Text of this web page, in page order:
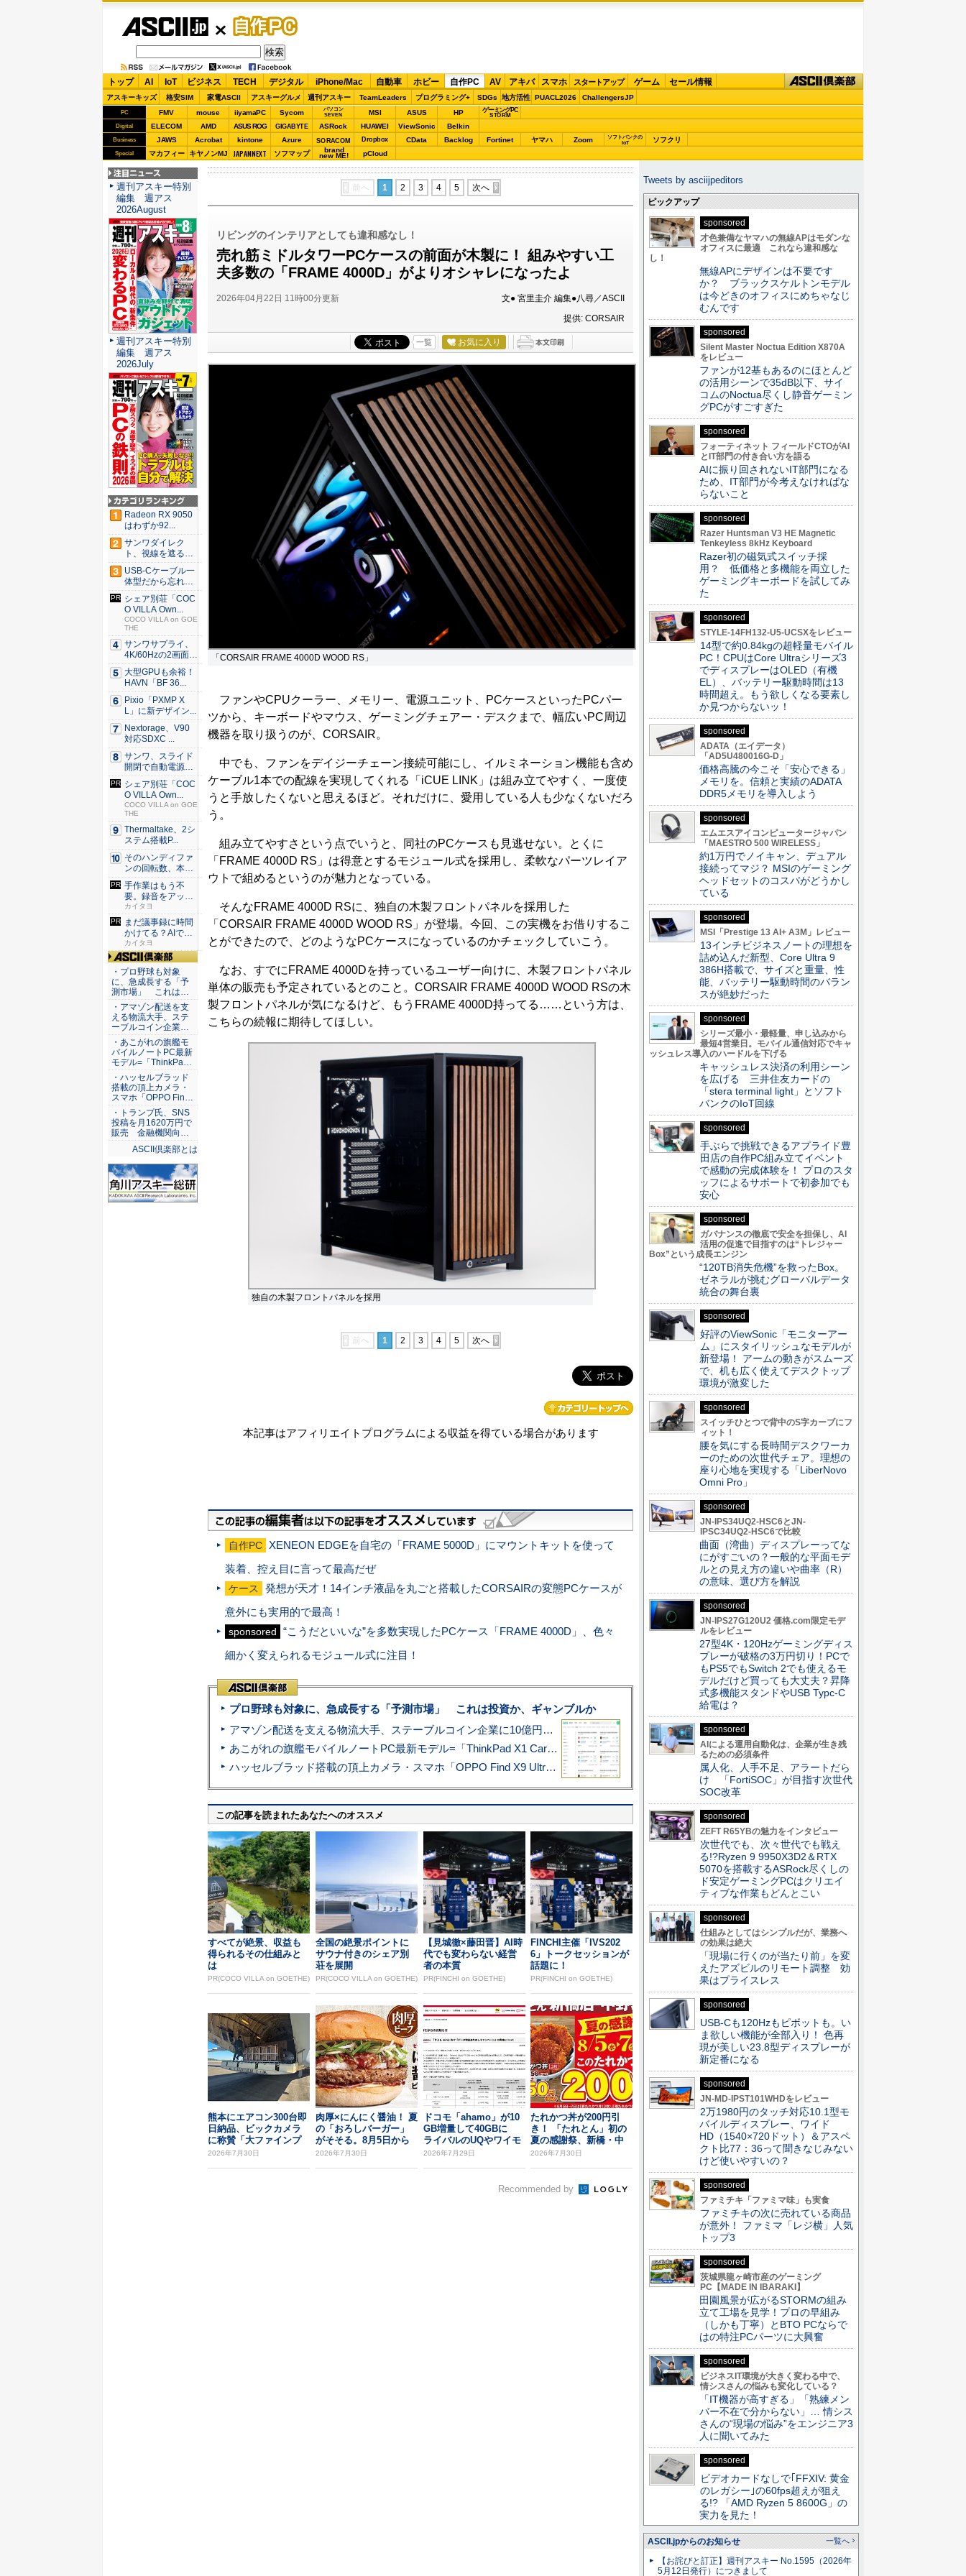
自作PC
トップ AI IoT ビジネス TECH デジタル iPhone/Mac 自動車 ホビー 自作PC AV アキバ スマホ スタートアップ ゲーム セール情報
アスキーキッズ 格安SIM 家電ASCII アスキーグルメ 週刊アスキー TeamLeaders プログラミング+ SDGs 地方活性 PUACL2026 ChallengersJP
PC FMV mouse iiyamaPC Sycom
パソコン
SEVEN
MSI ASUS HP ゲーミングPC
STORM
Digital ELECOM AMD ASUS ROG GIGABYTE ASRock HUAWEI ViewSonic Belkin
Business JAWS Acrobat kintone Azure SORACOM Dropbox CData Backlog Fortinet ヤマハ Zoom
ソフトバンクの
IoT
ソフクリ
Special マカフィー キヤノンMJ JAPANNEXT ソフマップ brand
new ME! pCloud
前へ 1 2 3 4 5 次へ
リビングのインテリアとしても違和感なし！
売れ筋ミドルタワーPCケースの前面が木製に！ 組みやすい工
夫多数の「FRAME 4000D」がよりオシャレになったよ
2026年04月22日 11時00分更新
文● 宮里圭介 編集●八尋／ASCII
提供: CORSAIR
一覧 お気に入り
「CORSAIR FRAME 4000D WOOD RS」
ファンやCPUクーラー、メモリー、電源ユニット、PCケースといったPCパー
ツから、キーボードやマウス、ゲーミングチェアー・デスクまで、幅広いPC周辺
機器を取り扱うのが、CORSAIR。
中でも、ファンをデイジーチェーン接続可能にし、イルミネーション機能も含め
ケーブル1本での配線を実現してくれる「iCUE LINK」は組み立てやすく、一度使
うと手放したくないと思えるほど。それだけに、愛用している人も少なくないだろ
う。
組み立てやすさという点でいうと、同社のPCケースも見逃せない。とくに
「FRAME 4000D RS」は得意とするモジュール式を採用し、柔軟なパーツレイア
ウトで組めるというのが魅力となっている。
そんなFRAME 4000D RSに、独自の木製フロントパネルを採用した
「CORSAIR FRAME 4000D WOOD RS」が登場。今回、この実機をお借りするこ
とができたので、どのようなPCケースになっているのかチェックしていこう。
なお、すでにFRAME 4000Dを持っているユーザー向けに、木製フロントパネル
単体の販売も予定されているとのこと。CORSAIR FRAME 4000D WOOD RSの木
製フロントパネルが気になるけど、もうFRAME 4000D持ってる……という方は、
こちらの続報に期待してほしい。
独自の木製フロントパネルを採用
前へ 1 2 3 4 5 次へ
本記事はアフィリエイトプログラムによる収益を得ている場合があります
自作PC XENEON EDGEを自宅の「FRAME 5000D」にマウントキットを使って
装着、控え目に言って最高だぜ
ケース
発想が天才！14インチ液晶を丸ごと搭載したCORSAIRの変態PCケースが
意外にも実用的で最高！
sponsored
“こうだといいな”を多数実現したPCケース「FRAME 4000D」、色々
細かく変えられるモジュール式に注目！
プロ野球も対象に、急成長する「予測市場」 これは投資か、ギャンブルか
アマゾン配送を支える物流大手、ステーブルコイン企業に10億円投資のワケ
あこがれの旗艦モバイルノートPC最新モデル=「ThinkPad X1 Carbon Gen 14 Aura Edition」実機レビュー
ハッセルブラッド搭載の頂上カメラ・スマホ「OPPO Find X9 Ultra」実写レビュー=プロが本気で徹底撮影しました!!
この記事を読まれたあなたへのオススメ
すべてが絶景、収益も
得られるその仕組みと
は
PR(COCO VILLA on GOETHE)
全国の絶景ポイントに
サウナ付きのシェア別
荘を展開
PR(COCO VILLA on GOETHE)
【見城徹×藤田晋】AI時
代でも変わらない経営
者の本質
PR(FINCHI on GOETHE)
FINCHI主催「IVS202
6」トークセッションが
話題に！
PR(FINCHI on GOETHE)
熊本にエアコン300台即
日納品、ビックカメラ
に称賛「大ファインプ
レー」
2026年7月30日
肉厚×にんにく醤油！ 夏
の「おろしバーガー」
がそそる。8月5日から
2026年7月30日
ドコモ「ahamo」が10
GB増量して40GBに
ライバルのUQやワイモ
バを意識...
2026年7月29日
たれかつ丼が200円引
き！ 「たれとん」初の
夏の感謝祭、新橋・中
野北口で開催
2026年7月30日
Recommended by
注目ニュース
週刊アスキー特別
編集 週アス
2026August
週刊アスキー特別
編集 週アス
2026July
Radeon RX 9050
はわずか92...
サンワダイレク
ト、視線を遮るフ
ェルト製デ...
USB-Cケーブル一
体型だから忘れな
い！...
シェア別荘「COC
O VILLA Own...
COCO VILLA on GOE
THE
サンワサプライ、
4K/60Hzの2画面
出...
大型GPUも余裕！
HAVN「BF 36...
Pixio「PXMP X
L」に新デザイン...
Nextorage、V90
対応SDXC ...
サンワ、スライド
開閉で自動電源O
N/OF...
シェア別荘「COC
O VILLA Own...
COCO VILLA on GOE
THE
Thermaltake、2シ
ステム搭載P...
そのハンディファ
ンの回転数、本
当？ 20...
手作業はもう不
要。録音をアップ
するだけの...
カイタヨ
まだ議事録に時間
かけてる？AIで速
く正確...
カイタヨ
ASCII倶楽部
・プロ野球も対象
に、急成長する「予
測市場」 これは…
・アマゾン配送を支
える物流大手、ステ
ーブルコイン企業…
・あこがれの旗艦モ
バイルノートPC最新
モデル=「ThinkPa…
・ハッセルブラッド
搭載の頂上カメラ・
スマホ「OPPO Fin…
・トランプ氏、SNS
投稿を月1620万円で
販売 金融機関向…
ASCII倶楽部とは
Tweets by asciijpeditors
ピックアップ
sponsored
才色兼備なヤマハの無線APはモダンな
オフィスに最適 これなら違和感な
し！
無線APにデザインは不要です
か？ ブラックスケルトンモデル
は今どきのオフィスにめちゃなじ
むんです
sponsored
Silent Master Noctua Edition X870A
をレビュー
ファンが12基もあるのにほとんど
の活用シーンで35dB以下、サイ
コムのNoctua尽くし静音ゲーミン
グPCがすごすぎた
sponsored
フォーティネット フィールドCTOがAI
とIT部門の付き合い方を語る
AIに振り回されないIT部門になる
ため、IT部門が今考えなければな
らないこと
sponsored
Razer Huntsman V3 HE Magnetic
Tenkeyless 8kHz Keyboard
Razer初の磁気式スイッチ採
用？ 低価格と多機能を両立した
ゲーミングキーボードを試してみ
た
sponsored
STYLE-14FH132-U5-UCSXをレビュー
14型で約0.84kgの超軽量モバイル
PC！CPUはCore Ultraシリーズ3
でディスプレーはOLED（有機
EL）、バッテリー駆動時間は13
時間超え。もう欲しくなる要素し
か見つからないッ！
sponsored
ADATA（エイデータ）
「AD5U480016G-D」
価格高騰の今こそ「安心できる」
メモリを。信頼と実績のADATA
DDR5メモリを導入しよう
sponsored
エムエスアイコンピュータージャパン
「MAESTRO 500 WIRELESS」
約1万円でノイキャン、デュアル
接続ってマジ？ MSIのゲーミング
ヘッドセットのコスパがどうかし
ている
sponsored
MSI「Prestige 13 AI+ A3M」レビュー
13インチビジネスノートの理想を
詰め込んだ新型、Core Ultra 9
386H搭載で、サイズと重量、性
能、バッテリー駆動時間のバラン
スが絶妙だった
sponsored
シリーズ最小・最軽量、申し込みから
最短4営業日。モバイル通信対応でキャ
ッシュレス導入のハードルを下げる
キャッシュレス決済の利用シーン
を広げる 三井住友カードの
「stera terminal light」とソフト
バンクのIoT回線
sponsored
手ぶらで挑戦できるアプライド豊
田店の自作PC組み立てイベント
で感動の完成体験を！ プロのスタ
ッフによるサポートで初参加でも
安心
sponsored
ガバナンスの徹底で安全を担保し、AI
活用の促進で目指すのは“トレジャー
Box”という成長エンジン
“120TB消失危機”を救ったBox。
ゼネラルが挑むグローバルデータ
統合の舞台裏
sponsored
好評のViewSonic「モニターアー
ム」にスタイリッシュなモデルが
新登場！ アームの動きがスムーズ
で、机も広く使えてデスクトップ
環境が激変した
sponsored
スイッチひとつで背中のS字カーブにフ
ィット！
腰を気にする長時間デスクワーカ
ーのための次世代チェア。理想の
座り心地を実現する「LiberNovo
Omni Pro」
sponsored
JN-IPS34UQ2-HSC6とJN-
IPSC34UQ2-HSC6で比較
曲面（湾曲）ディスプレーってな
にがすごいの？一般的な平面モデ
ルとの見え方の違いや曲率（R）
の意味、選び方を解説
sponsored
JN-IPS27G120U2 価格.com限定モデ
ルをレビュー
27型4K・120Hzゲーミングディス
プレーが破格の3万円切り！PCで
もPS5でもSwitch 2でも使えるモ
デルだけど買っても大丈夫？昇降
式多機能スタンドやUSB Typc-C
給電は？
sponsored
AIによる運用自動化は、企業が生き残
るための必須条件
属人化、人手不足、アラートだら
け 「FortiSOC」が目指す次世代
SOC改革
sponsored
ZEFT R65YBの魅力をインタビュー
次世代でも、次々世代でも戦え
る!?Ryzen 9 9950X3D2＆RTX
5070を搭載するASRock尽くしの
ド安定ゲーミングPCはクリエイ
ティブな作業もどんとこい
sponsored
仕組みとしてはシンプルだが、業務へ
の効果は絶大
「現場に行くのが当たり前」を変
えたアズビルのリモート調整 効
果はプライスレス
sponsored
USB-Cも120Hzもピボットも。い
ま欲しい機能が全部入り！ 色再
現が美しい23.8型ディスプレーが
新定番になる
sponsored
JN-MD-IPST101WHDをレビュー
2万1980円のタッチ対応10.1型モ
バイルディスプレー、ワイド
HD（1540×720ドット）＆アスペ
クト比77：36って聞きなじみない
けど使いやすいの？
sponsored
ファミチキ「ファミマ味」も実食
ファミチキの次に売れている商品
が意外！ ファミマ「レジ横」人気
トップ3
sponsored
茨城県龍ヶ崎市産のゲーミング
PC【MADE IN IBARAKI】
田園風景が広がるSTORMの組み
立て工場を見学！プロの早組み
（しかも丁寧）とBTO PCならで
はの特注PCパーツに大興奮
sponsored
ビジネスIT環境が大きく変わる中で、
情シスさんの悩みも変化している？
「IT機器が高すぎる」「熟練メン
バー不在で分からない」… 情シス
さんの“現場の悩み”をエンジニア3
人に聞いてみた
sponsored
ビデオカードなしで｢FFXIV: 黄金
のレガシー｣の60fps超えが狙え
る!? 「AMD Ryzen 5 8600G」の
実力を見た！
ASCII.jpからのお知らせ 一覧へ
【お詫びと訂正】週刊アスキー No.1595（2026年
5月12日発行）につきまして